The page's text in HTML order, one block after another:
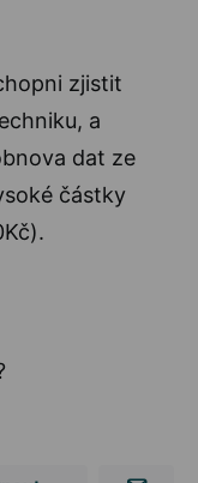
zjistit
a
dat ze
částky